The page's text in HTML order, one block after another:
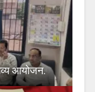
आयोजन.